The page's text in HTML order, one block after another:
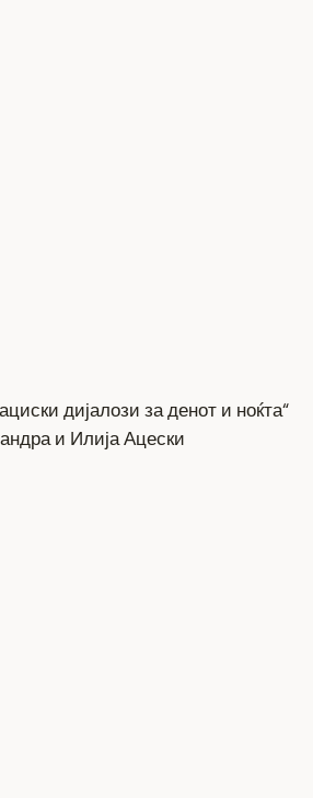
дијалози за денот и ноќта“
и Илија Ацески